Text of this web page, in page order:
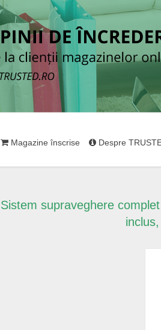
Magazine înscrise Despre
Sistem supraveghere